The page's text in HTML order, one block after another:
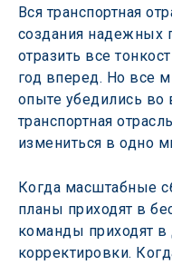
Вся транспортная
создания надежных
отразить все
год вперед. Но все
опыте убедились во
транспортная
измениться в одно
Когда масштабные
планы приходят в
команды приходят
корректировки.